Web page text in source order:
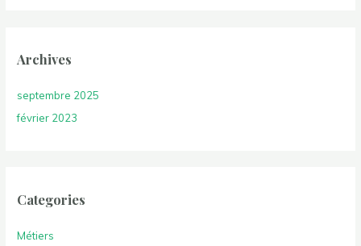
Archives
septembre 2025
février 2023
Categories
Métiers